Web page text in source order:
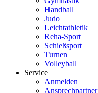
Handball
Judo
Leichtathletik
Reha-Sport
Schießsport
Turnen
Volleyball
Service
Anmelden
Ansprechpartner